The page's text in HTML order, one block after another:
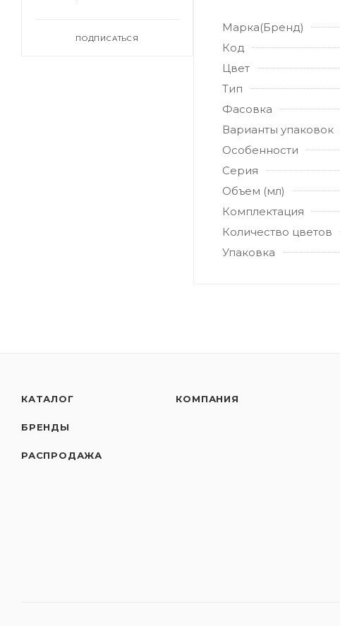
Марка(Бренд)
Код
Цвет
Тип
Фасовка
Варианты упаковок
Особенности
Серия
Объем (мл)
Комплектация
Количество цветов
Упаковка
ПОДПИСАТЬСЯ
КАТАЛОГ
БРЕНДЫ
РАСПРОДАЖА
КОМПАНИЯ